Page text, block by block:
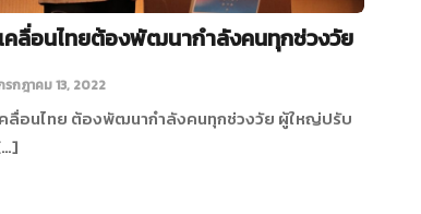
คลื่อนไทยต้องพัฒนากำลังคนทุกช่วงวัย
รกฎาคม 13, 2022
ลื่อนไทย ต้องพัฒนากำลังคนทุกช่วงวัย ผู้ใหญ่ปรับ